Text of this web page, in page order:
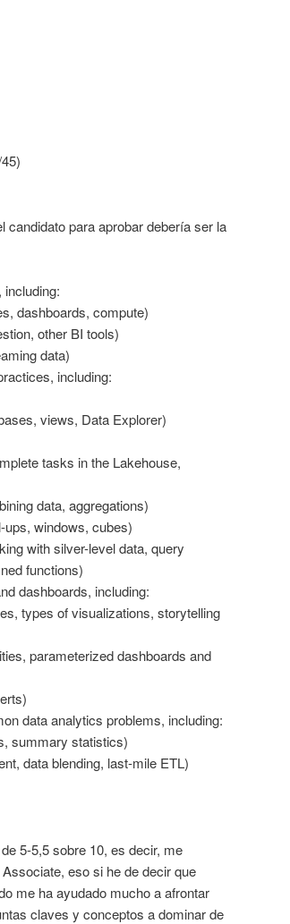
para aprobar debería ser la
dashboards, compute)
other BI tools)
data)
including:
views, Data Explorer)
tasks in the Lakehouse,
data, aggregations)
windows, cubes)
with silver-level data, query
functions)
dashboards, including:
types of visualizations, storytelling
parameterized dashboards and
data analytics problems, including:
summary statistics)
data blending, last-mile ETL)
5-5,5 sobre 10, es decir, me
eso si he de decir que
me ha ayudado mucho a afrontar
claves y conceptos a dominar de